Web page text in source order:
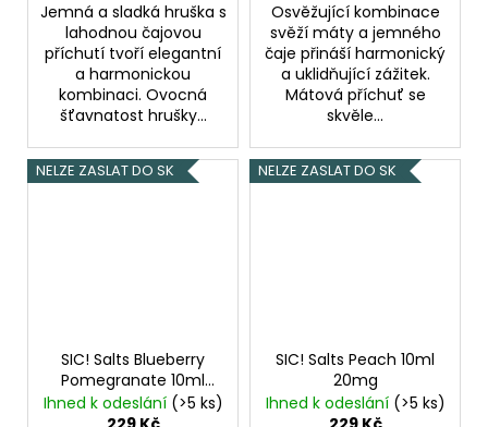
Jemná a sladká hruška s
lahodnou čajovou
příchutí tvoří elegantní
a harmonickou
kombinaci. Ovocná
šťavnatost hrušky...
Osvěžující kombinace
svěží máty a jemného
čaje přináší harmonický
a uklidňující zážitek.
Mátová příchuť se
skvěle...
NELZE ZASLAT DO SK
SIC! Salts Blueberry
Pomegranate 10ml
20mg Lesní borůvky s
granátovým jablkem
Ihned k odeslání (>5 ks)
NELZE ZASLAT DO SK
SIC! Salts Peach 10ml
20mg
Ihned k odeslání (>5 ks)